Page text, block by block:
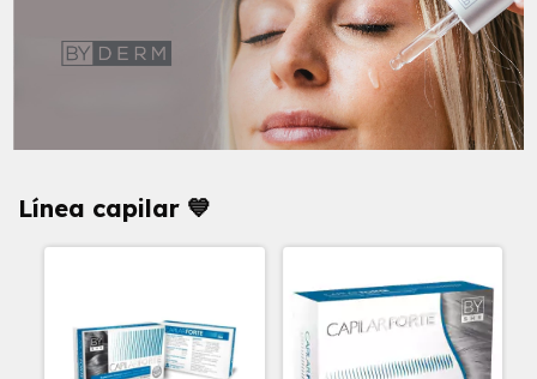
Línea capilar 💙